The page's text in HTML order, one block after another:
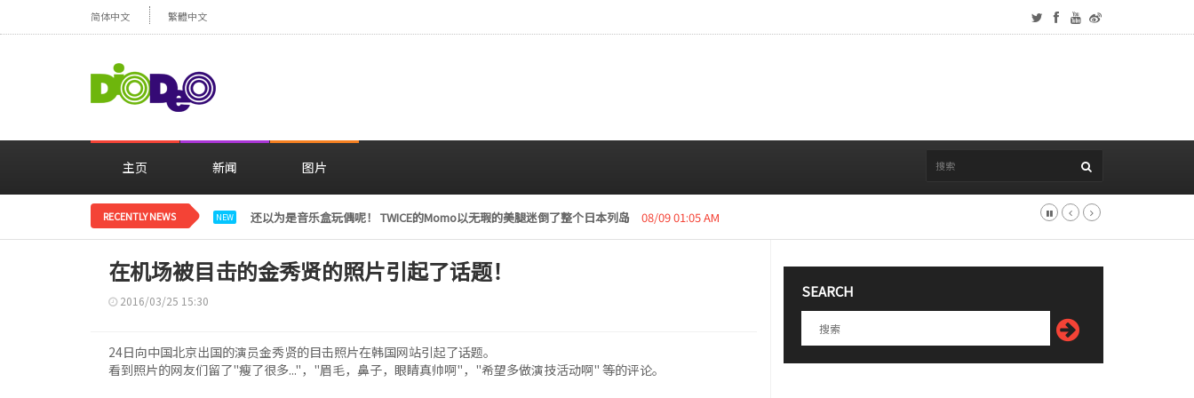
简体中文 繁體中文
主页 新闻 图片
RECENTLY NEWS NEW LE SSERAFIM金彩元恢复活动“下周开始安排日程” 08/08 01:05 AM
在机场被目击的金秀贤的照片引起了话题！
2016/03/25 15:30
24日向中国北京出国的演员金秀贤的目击照片在韩国网站引起了话题。
看到照片的网友们留了"瘦了很多..."，"眉毛，鼻子，眼睛真帅啊"，"希望多做演技活动啊" 等的评论。
SEARCH